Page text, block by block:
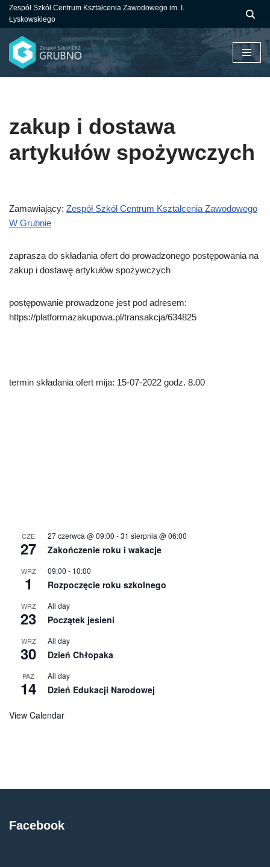
do
treści
Zespół Szkół Centrum Kształcenia Zawodowego im. I.
Łyskowskiego
zakup i dostawa
artykułów spożywczych
Zamawiający: Zespół Szkól Centrum Kształcenia Zawodowego
W Grubnie
zaprasza do składania ofert do prowadzonego postępowania na
zakup i dostawę artykułów spożywczych
postępowanie prowadzone jest pod adresem:
https://platformazakupowa.pl/transakcja/634825
termin składania ofert mija: 15-07-2022 godz. 8.00
CZE
27
27 czerwca @ 09:00 -31 sierpnia @ 06:00
Zakończenie roku i wakacje
WRZ
1
09:00 - 10:00
Rozpoczęcie roku szkolnego
WRZ
23
All day
Początek jesieni
WRZ
30
All day
Dzień Chłopaka
PAŹ
14
All day
Dzień Edukacji Narodowej
View Calendar
Facebook